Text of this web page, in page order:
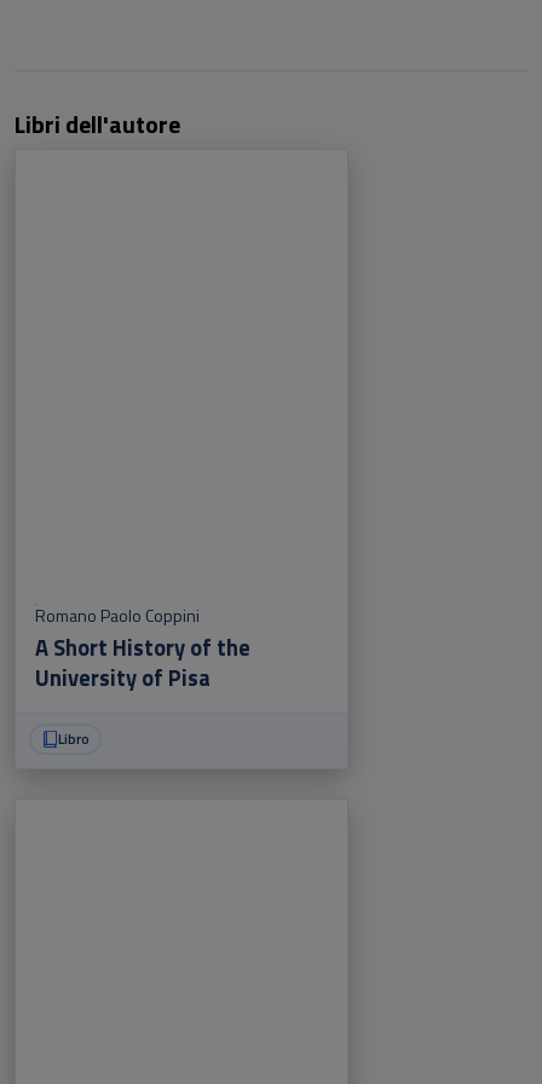
Libri dell'autore
Romano Paolo Coppini
A Short History of the
University of Pisa
Libro